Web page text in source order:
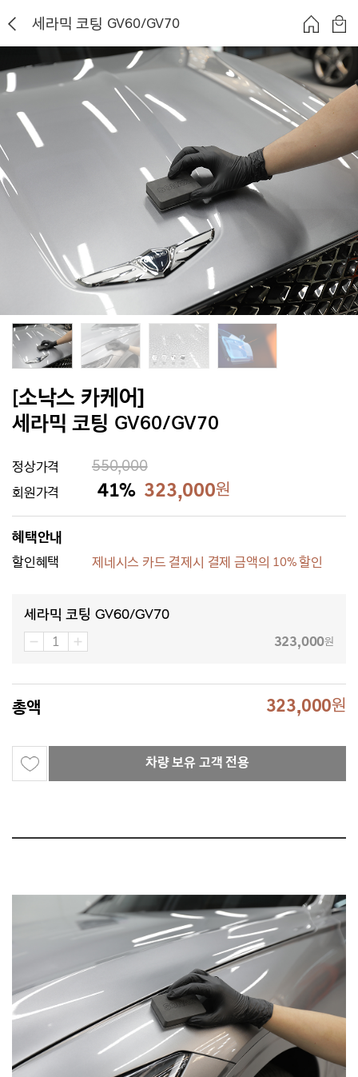
세라믹 코팅 GV60/GV70
[소낙스 카케어]
세라믹 코팅 GV60/GV70
정상가격 550,000
회원가격 41% 323,000원
혜택안내
할인혜택 제네시스 카드 결제시 결제 금액의 10% 할인
세라믹 코팅 GV60/GV70
323,000원
총액 323,000원
차량 보유 고객 전용